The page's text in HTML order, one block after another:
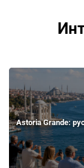
Astoria Grande: